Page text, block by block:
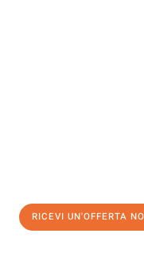
RICEVI UN'OFFERTA